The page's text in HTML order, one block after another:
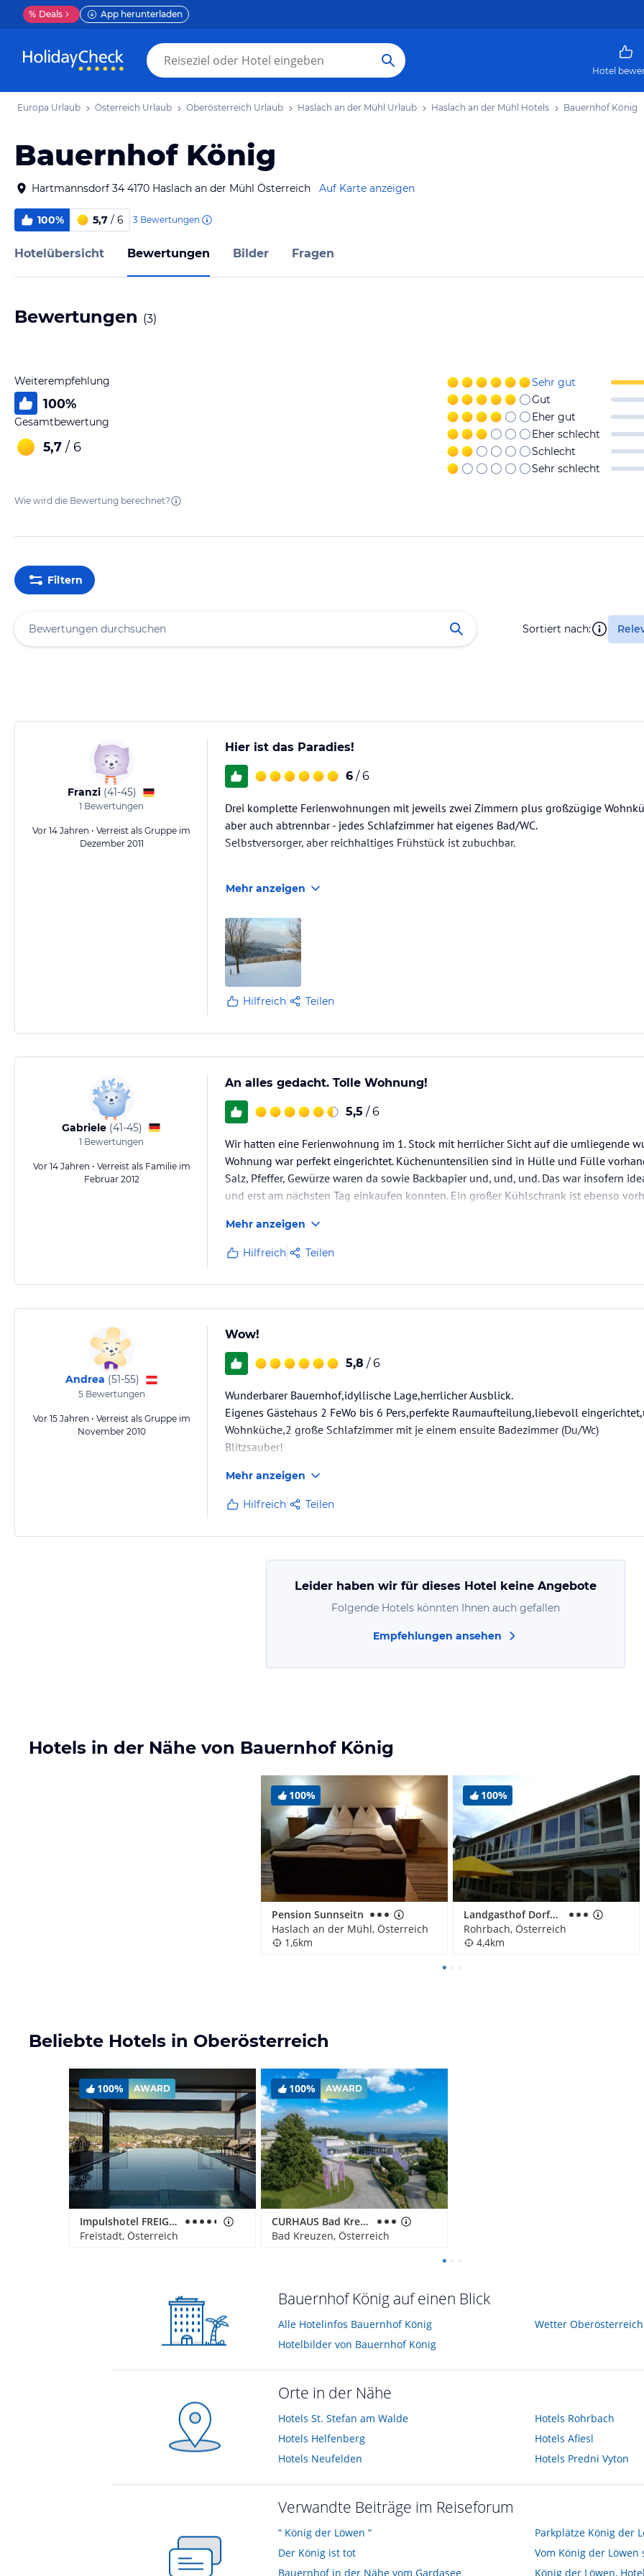
% Deals App herunterladen
Hotel
Europa Urlaub Österreich Urlaub Oberösterreich Urlaub Haslach an der Mühl Urlaub Haslach an der Mühl Hotels Bauernhof König
Bauernhof König
Hartmannsdorf 34 4170 Haslach an der Mühl Österreich Auf Karte anzeigen
100% 5,7 / 6 3 Bewertungen
Hotelübersicht Bewertungen Bilder Fragen
Bewertungen (3)
Weiterempfehlung
100%
Gesamtbewertung
5,7 / 6
Sehr gut
Gut
Eher gut
Eher schlecht
Schlecht
Sehr schlecht
Wie wird die Bewertung berechnet?
Filtern
Sortiert nach:
Franzi (41-45)
1 Bewertungen
Vor 14 Jahren • Verreist als Gruppe im
Dezember 2011
Hier ist das Paradies!
6 / 6
Drei komplette Ferienwohnungen mit jeweils zwei Zimmern plus großzügige
aber auch abtrennbar - jedes Schlafzimmer hat eigenes Bad/WC.
Selbstversorger, aber reichhaltiges Frühstück ist zubuchbar.
Silvester dort verbracht - wenn man sich einmal wie im Paradies fühlen will, dann
Mehr anzeigen
Hilfreich Teilen
Gabriele (41-45)
1 Bewertungen
Vor 14 Jahren • Verreist als Familie im
Februar 2012
An alles gedacht. Tolle Wohnung!
5,5 / 6
Wir hatten eine Ferienwohnung im 1. Stock mit herrlicher Sicht auf die umliegende
Wohnung war perfekt eingerichtet. Küchenuntensilien sind in Hülle und Fülle
Salz, Pfeffer, Gewürze waren da sowie Backbapier und, und, und. Das war insofern
und erst am nächsten Tag einkaufen konnten. Ein großer Kühlschrank ist ebenso
Mehr anzeigen
Hilfreich Teilen
Andrea (51-55)
5Bewertungen
Vor 15 Jahren • Verreist als Gruppe im
November 2010
Wow!
5,8 / 6
Wunderbarer Bauernhof,idyllische Lage,herrlicher Ausblick.
Eigenes Gästehaus 2 FeWo bis 6 Pers,perfekte Raumaufteilung,liebevoll
Wohnküche,2 große Schlafzimmer mit je einem ensuite Badezimmer (Du/Wc)
Blitzsauber!
willkommen.
Zu jeder Jahreszeit empfehlenswert,zumWandern wie zum
Mehr anzeigen
Hilfreich Teilen
Leider haben wir für dieses Hotel keine Angebote
Folgende Hotels könnten Ihnen auch gefallen
Empfehlungen ansehen
Hotels in der Nähe von Bauernhof König
100%
Pension Sunnseitn
Haslach an der Mühl, Österreich
1,6km
100%
Landgasthof Dorfner
Rohrbach, Österreich
4,4km
Beliebte Hotels in Oberösterreich
100% AWARD
Impulshotel FREIGOLD
Freistadt, Österreich
100% AWARD
CURHAUS Bad Kreuzen
Bad Kreuzen, Österreich
Bauernhof König auf einen Blick
Alle Hotelinfos Bauernhof König
Hotelbilder von Bauernhof König
Wetter Oberösterreich
Orte in der Nähe
Hotels St. Stefan am Walde
Hotels Helfenberg
Hotels Neufelden
Hotels Rohrbach
Hotels Afiesl
Hotels Predni Vyton
Verwandte Beiträge im Reiseforum
“ König der Löwen “
Der König ist tot
Bauernhof in der Nähe vom Gardasee
Parkplätze König der
König der Löwen,